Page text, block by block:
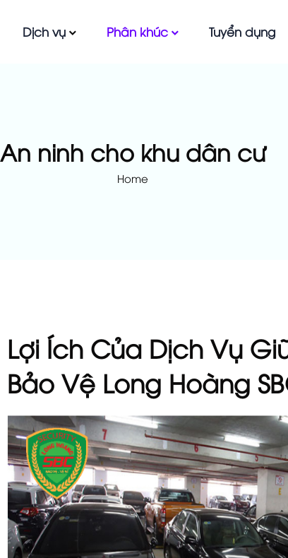
Dịch vụ Phân khúc Tuyển dụng
An ninh cho khu dân cư
Home
Lợi Ích Của Dịch Vụ
Bảo Vệ Long Hoàng